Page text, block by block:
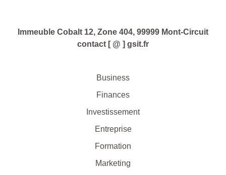
Immeuble Cobalt 12, Zone 404, 99999 Mont-Circuit
contact [ @ ] gsit.fr
Business
Finances
Investissement
Entreprise
Formation
Marketing